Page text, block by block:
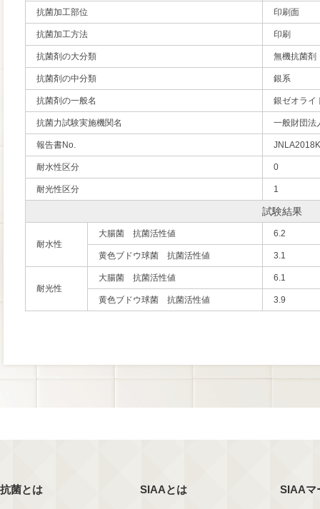
抗菌加工部位 印刷面
抗菌加工方法 印刷
抗菌剤の大分類 無機抗菌剤
抗菌剤の中分類 銀系
抗菌剤の一般名 銀ゼオライ
抗菌力試験実施機関名 一般財団法
報告書No.
耐水性区分 0
耐光性区分 1
試験結果
耐水性
大腸菌 抗菌活性値 6.2
黄色ブドウ球菌 抗菌活性値 3.1
耐光性
大腸菌 抗菌活性値 6.1
黄色ブドウ球菌 抗菌活性値 3.9
抗菌とは SIAAとは SIAAマ